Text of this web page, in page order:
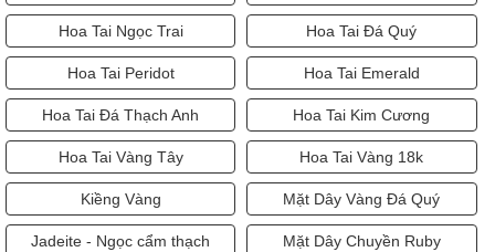
Hoa Tai Ngọc Trai Hoa Tai Đá Quý
Hoa Tai Peridot Hoa Tai Emerald
Hoa Tai Đá Thạch Anh Hoa Tai Kim Cương
Hoa Tai Vàng Tây Hoa Tai Vàng 18k
Kiềng Vàng Mặt Dây Vàng Đá Quý
Jadeite - Ngọc cẩm thạch Mặt Dây Chuyền Ruby